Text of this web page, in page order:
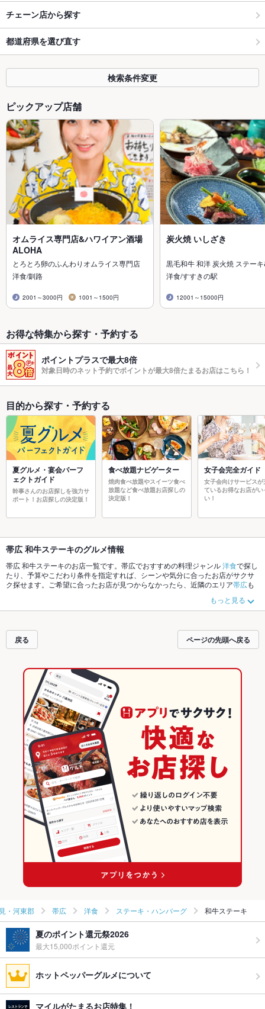
チェーン店から探す
都道府県を選び直す
検索条件変更
ピックアップ店舗
オムライス専門店&ハワイアン酒場
ALOHA
とろとろ卵のふんわりオムライス専門店
洋食/釧路
2001～3000円 1001～1500円
炭火焼 いしざき
黒毛和牛 和洋 炭火焼 ステー
洋食/すすきの駅
12001～15000円
お得な特集から探す・予約する
ポイントプラスで最大8倍
対象日時のネット予約でポイントが最大8倍たまるお店はこちら！
目的から探す・予約する
夏グルメ・宴会パーフ
ェクトガイド
幹事さんのお店探しを強力サ
ポート！お店探しの決定版！
食べ放題ナビゲーター
焼肉食べ放題やスイーツ食べ
放題など食べ放題お店探しの
決定版！
女子会完全ガイド
女子会向けサービスが
ているお得なお店がい
い！
帯広 和牛ステーキのグルメ情報
帯広 和牛ステーキのお店一覧です。帯広でおすすめの料理ジャンル洋食で探し
たり、予算やこだわり条件を指定すれば、シーンや気分に合ったお店がサクサ
ク探せます。ご希望に合ったお店が見つからなかったら、近隣のエリア帯広も
や季節のおすすめ料理
など、お店の最新情報をご紹介しているので安心！24時間使える簡単便利なネ
も、デートやパーティーにもお得に便利にホットペッパーグルメをご利用くだ
さい。
もっと見る
戻る ページの先頭へ戻る
・河東郡 帯広 洋食 ステーキ・ハンバーグ 和牛ステーキ
夏のポイント還元祭2026
最大15,000ポイント還元
ホットペッパーグルメについて
マイルがたまるお店特集！